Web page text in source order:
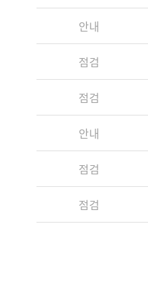
안내
점검
점검
안내
점검
점검